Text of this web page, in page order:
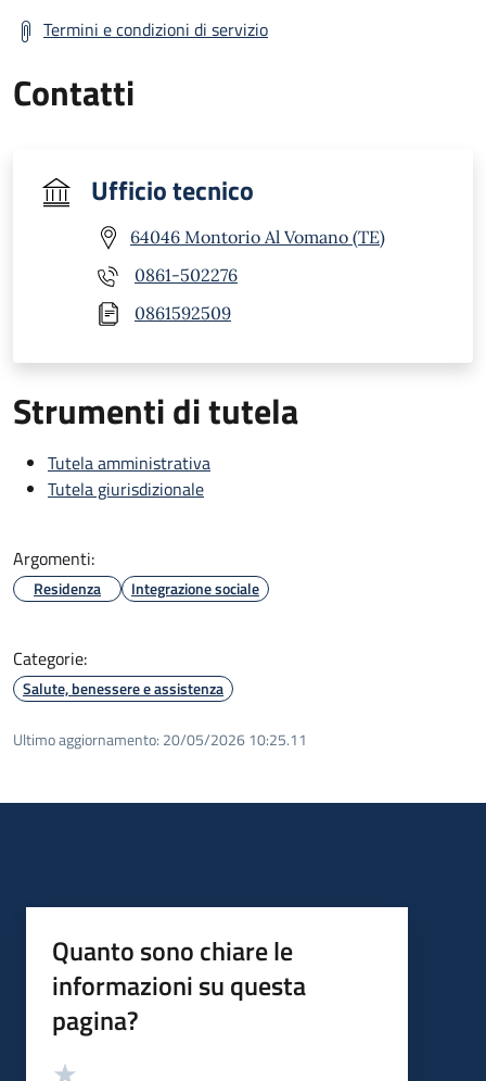
Termini e condizioni di servizio
Contatti
Ufficio tecnico
64046 Montorio Al Vomano (TE)
0861-502276
0861592509
Strumenti di tutela
Tutela amministrativa
Tutela giurisdizionale
Argomenti:
Residenza Integrazione sociale
Categorie:
Salute, benessere e assistenza
Ultimo aggiornamento: 20/05/2026 10:25.11
Quanto sono chiare le
informazioni su questa
pagina?
Valutazione